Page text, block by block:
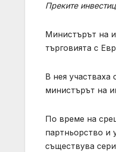
Преките
Министърът на
търговията с
В нея
министърът на
По време на
партньорство и
съществува